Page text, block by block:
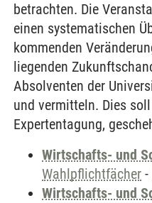
betrachten. Die
einen systematischen
kommenden
liegenden
Absolventen der
und vermitteln. Dies
Expertentagung,
Wirtschafts- und
Wahlpflichtfächer -
Wirtschafts- und